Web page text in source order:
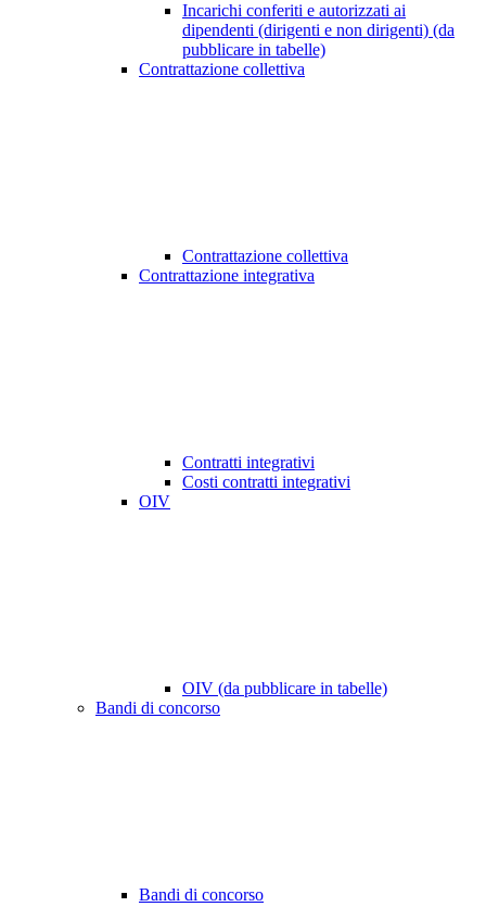
Incarichi conferiti e autorizzati ai
dipendenti (dirigenti e non dirigenti) (da
pubblicare in tabelle)
Contrattazione collettiva
Contrattazione collettiva
Contrattazione integrativa
Contratti integrativi
Costi contratti integrativi
OIV
OIV (da pubblicare in tabelle)
Bandi di concorso
Bandi di concorso